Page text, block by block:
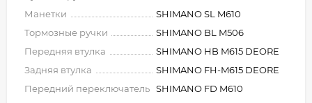
Манетки
SHIMANO SL M610
Тормозные ручки
SHIMANO BL M506
Передняя втулка
SHIMANO HB M615 DEORE
Задняя втулка
SHIMANO FH-M615 DEORE
Передний переключатель SHIMANO FD M610